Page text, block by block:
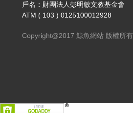
戶名：財團法人彭明敏文教基金會
ATM ( 103 ) 0125100012928
Copyright@2017 鯨魚網站 版權所有